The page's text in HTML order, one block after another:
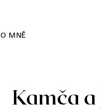
O MNĚ
Kamča a